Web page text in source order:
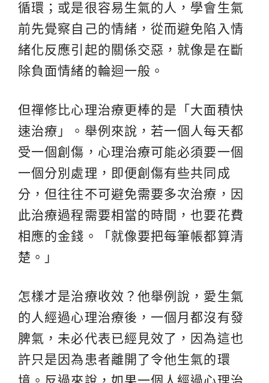
循環；或是很容易生氣的人，學會生氣
前先覺察自己的情緒，從而避免陷入情
緒化反應引起的關係交惡，就像是在斷
除負面情緒的輪迴一般。
但禪修比心理治療更棒的是「大面積快
速治療」。舉例來說，若一個人每天都
受一個創傷，心理治療可能必須要一個
一個分別處理，即便創傷有些共同成
分，但往往不可避免需要多次治療，因
此治療過程需要相當的時間，也要花費
相應的金錢。「就像要把每筆帳都算清
楚。」
怎樣才是治療收效？他舉例說，愛生氣
的人經過心理治療後，一個月都沒有發
脾氣，未必代表已經見效了，因為這也
許只是因為患者離開了令他生氣的環